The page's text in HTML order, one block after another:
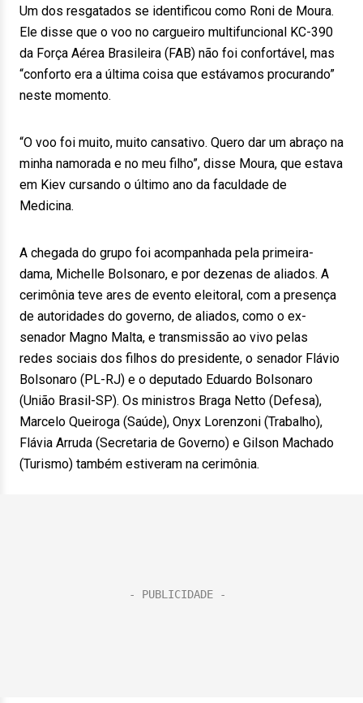
Um dos resgatados se identificou como Roni de Moura.
Ele disse que o voo no cargueiro multifuncional KC-390
da Força Aérea Brasileira (FAB) não foi confortável, mas
“conforto era a última coisa que estávamos procurando”
neste momento.
“O voo foi muito, muito cansativo. Quero dar um abraço na
minha namorada e no meu filho”, disse Moura, que estava
em Kiev cursando o último ano da faculdade de
Medicina.
A chegada do grupo foi acompanhada pela primeira-
dama, Michelle Bolsonaro, e por dezenas de aliados. A
cerimônia teve ares de evento eleitoral, com a presença
de autoridades do governo, de aliados, como o ex-
senador Magno Malta, e transmissão ao vivo pelas
redes sociais dos filhos do presidente, o senador Flávio
Bolsonaro (PL-RJ) e o deputado Eduardo Bolsonaro
(União Brasil-SP). Os ministros Braga Netto (Defesa),
Marcelo Queiroga (Saúde), Onyx Lorenzoni (Trabalho),
Flávia Arruda (Secretaria de Governo) e Gilson Machado
(Turismo) também estiveram na cerimônia.